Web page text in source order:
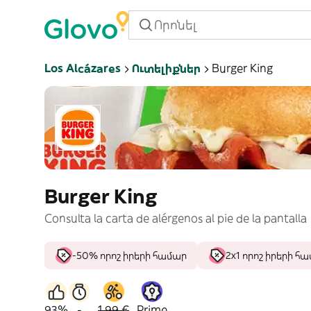
Los Alcázares Ուտելիքներ Burger King
Burger King
Consulta la carta de alérgenos al pie de la pantalla
-50% որոշ իրերի համար 2x1 որոշ իրերի